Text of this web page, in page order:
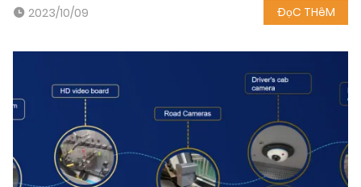
2023/10/09 ĐọC THêM